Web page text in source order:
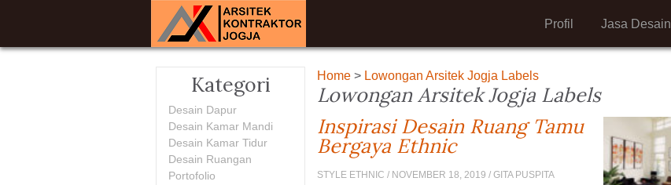
Jasa Desain
Profil
Home > Lowongan Arsitek Jogja Labels
Lowongan Arsitek Jogja Labels
Inspirasi Desain Ruang Tamu
Bergaya Ethnic
STYLE ETHNIC / NOVEMBER 18, 2019 / GITA PUSPITA
Kategori
Desain Dapur
Desain Kamar Mandi
Desain Kamar Tidur
Desain Ruangan
Portofolio